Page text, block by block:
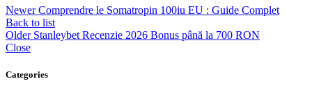
Newer Comprendre le Somatropin 100iu EU : Guide Complet
Back to list
Older Stanleybet Recenzie 2026 Bonus până la 700 RON
Close
Categories